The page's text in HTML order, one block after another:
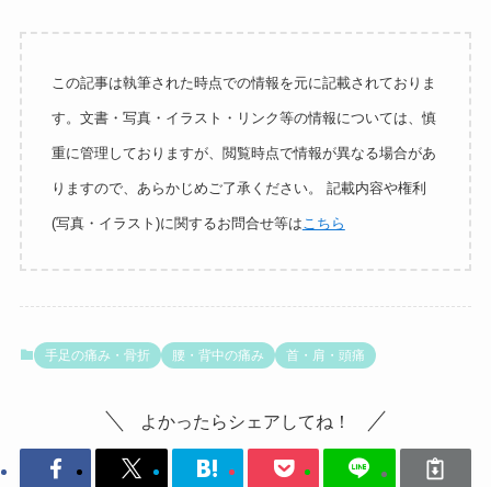
この記事は執筆された時点での情報を元に記載されておりま
す。文書・写真・イラスト・リンク等の情報については、慎
重に管理しておりますが、閲覧時点で情報が異なる場合があ
りますので、あらかじめご了承ください。 記載内容や権利
(写真・イラスト)に関するお問合せ等は こちら
手足の痛み・骨折 腰・背中の痛み 首・肩・頭痛
よかったらシェアしてね！